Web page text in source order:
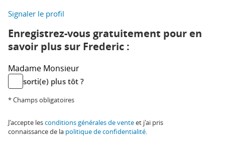
Signaler le profil
Enregistrez-vous gratuitement pour en
savoir plus sur Frederic :
Madame Monsieur
sorti(e) plus tôt ?
* Champs obligatoires
J'accepte lesconditions générales de venteet j'ai pris
connaissance de la politique de confidentialité.